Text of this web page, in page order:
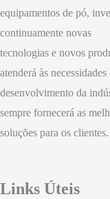
equipamentos de pó,
continuamente novas
tecnologias e novos
atenderá às necessidades
desenvolvimento da
sempre fornecerá as
soluções para os clientes.
Links Úteis